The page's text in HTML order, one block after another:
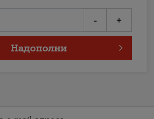
- +
Надополни